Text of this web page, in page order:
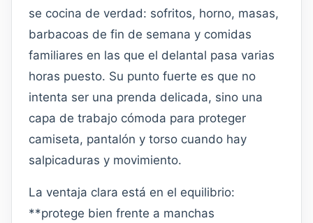
se cocina de verdad: sofritos, horno, masas,
barbacoas de fin de semana y comidas
familiares en las que el delantal pasa varias
horas puesto. Su punto fuerte es que no
intenta ser una prenda delicada, sino una
capa de trabajo cómoda para proteger
camiseta, pantalón y torso cuando hay
salpicaduras y movimiento.
La ventaja clara está en el equilibrio:
**protege bien frente a manchas